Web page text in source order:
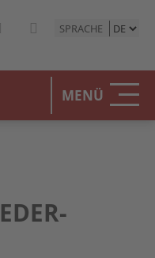
SPRACHE
MENÜ
DER